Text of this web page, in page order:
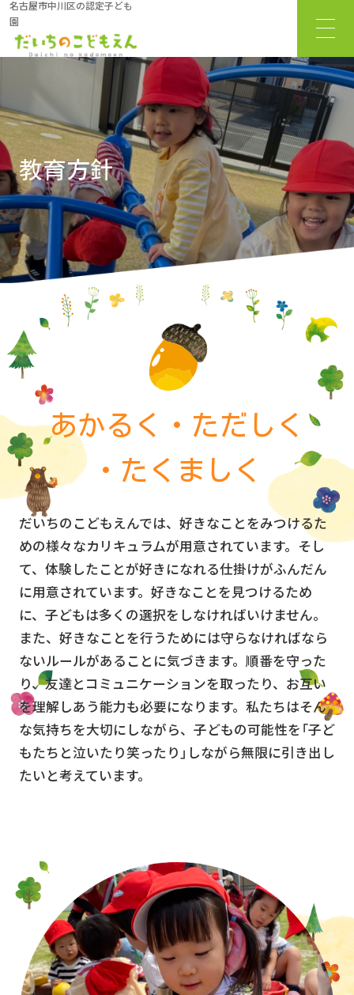
名古屋市中川区の認定子ども
園
教育方針
あかるく・ただしく
・たくましく
だいちのこどもえんでは、好きなことをみつけるた
めの様々なカリキュラムが用意されています。そし
て、体験したことが好きになれる仕掛けがふんだん
に用意されています。好きなことを見つけるため
に、子どもは多くの選択をしなければいけません。
また、好きなことを行うためには守らなければなら
ないルールがあることに気づきます。順番を守った
り、友達とコミュニケーションを取ったり、お互い
を理解しあう能力も必要になります。私たちはそん
な気持ちを大切にしながら、子どもの可能性を「子ど
もたちと泣いたり笑ったり」しながら無限に引き出し
たいと考えています。
サ
イ
ト
タ
イ
ト
サ
イ
ト
ュ
ー
を
開
く